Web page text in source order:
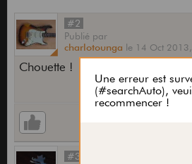
#2
Publié par
charlotounga le 14 Oct 2013,
Chouette !
#3